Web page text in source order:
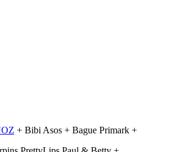
+ Bibi Asos + Bague Primark +